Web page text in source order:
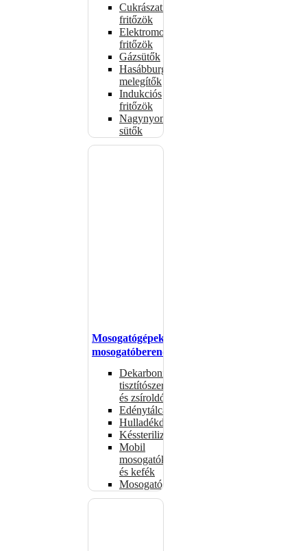
Cukrászati
fritőzök
Elektromos
fritőzök
Gázsütők
Hasábburgonya
melegítők
Indukciós
fritőzök
Nagynyomású
sütők
Mosogatógépek,
mosogatóberendezések
Dekarbonizáló
tisztítószerek
és zsíroldók
Edénytálcák
Hulladékdarálók
Késsterilizátorok
Mobil
mosogatók
és kefék
Mosogatógépkosarak